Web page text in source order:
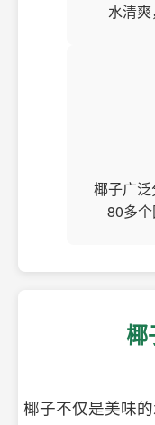
水清爽
椰子广
80多个
椰
椰子不仅是美味